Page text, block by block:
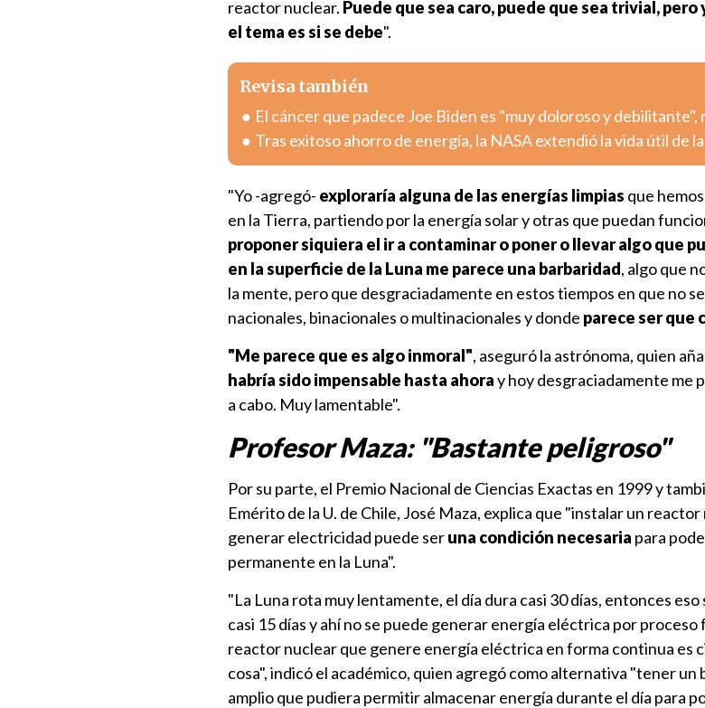
reactor nuclear. Puede que sea caro, puede que sea trivial, pero
el tema es si se debe".
Revisa también
El cáncer que padece Joe Biden es "muy doloroso y debilitante",
Tras exitoso ahorro de energía, la NASA extendió la vida útil de
"Yo -agregó- exploraría alguna de las energías limpias que
en la Tierra, partiendo por la energía solar y otras que puedan
proponer siquiera el ir a contaminar o poner o llevar algo que
en la superficie de la Luna me parece una barbaridad, algo que
la mente, pero que desgraciadamente en estos tiempos en que no
nacionales, binacionales o multinacionales y donde parece ser que
"Me parece que es algo inmoral", aseguró la astrónoma, quien
habría sido impensable hasta ahoray hoy desgraciadamente me
a cabo. Muy lamentable".
Profesor Maza: "Bastante peligroso"
Por su parte, el Premio Nacional de Ciencias Exactas en 1999 y
Emérito de la U. de Chile, José Maza, explica que "instalar un
generar electricidad puede seruna condición necesaria para
permanente en la Luna".
"La Luna rota muy lentamente, el día dura casi 30 días, entonces
casi 15 días y ahí no se puede generar energía eléctrica por
reactor nuclear que genere energía eléctrica en forma continua es
cosa", indicó el académico, quien agregó como alternativa "tener un
amplio que pudiera permitir almacenar energía durante el día para